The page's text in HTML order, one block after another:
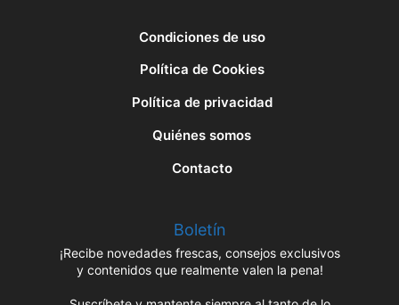
Condiciones de uso
Política de Cookies
Política de privacidad
Quiénes somos
Contacto
Boletín
¡Recibe novedades frescas, consejos exclusivos
y contenidos que realmente valen la pena!